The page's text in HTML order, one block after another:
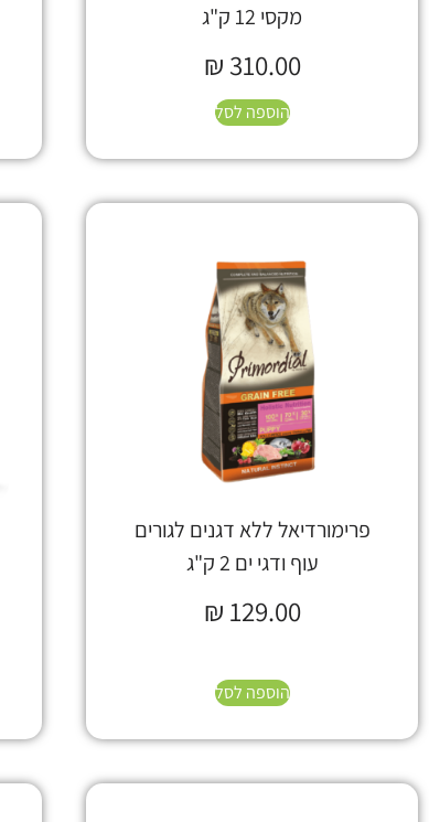
מקסי 12 ק"ג
₪ 310.00
הוספה לסל
פרימורדיאל ללא דגנים לגורים
עוף ודגי ים 2 ק"ג
₪ 129.00
הוספה לסל